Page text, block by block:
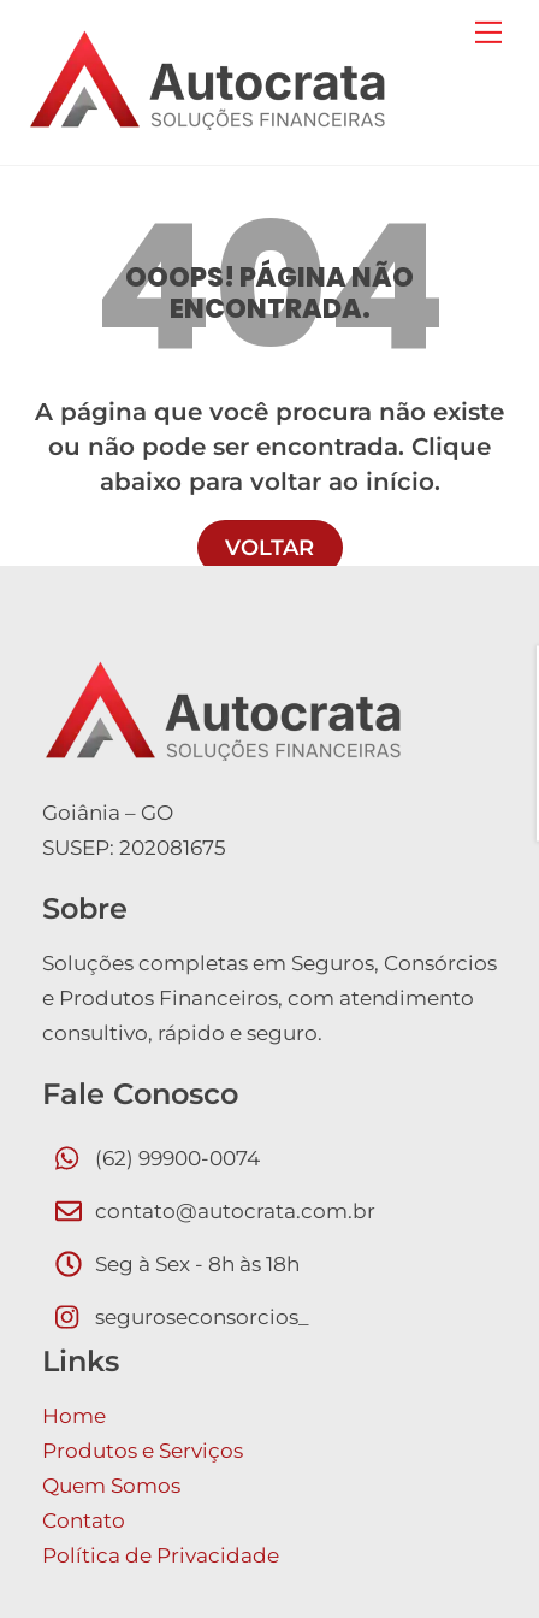
content
404
OOOPS! PÁGINA NÃO
ENCONTRADA.
A página que você procura não existe
ou não pode ser encontrada. Clique
abaixo para voltar ao início.
VOLTAR
Goiânia – GO
SUSEP: 202081675
Sobre
Soluções completas em Seguros, Consórcios
e Produtos Financeiros, com atendimento
consultivo, rápido e seguro.
Fale Conosco
(62) 99900-0074
contato@autocrata.com.br
Seg à Sex - 8h às 18h
seguroseconsorcios_
Links
Home
Produtos e Serviços
Quem Somos
Contato
Política de Privacidade